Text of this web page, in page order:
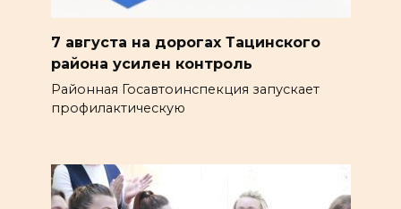
7 августа на дорогах Тацинского
района усилен контроль
Районная Госавтоинспекция запускает
профилактическую